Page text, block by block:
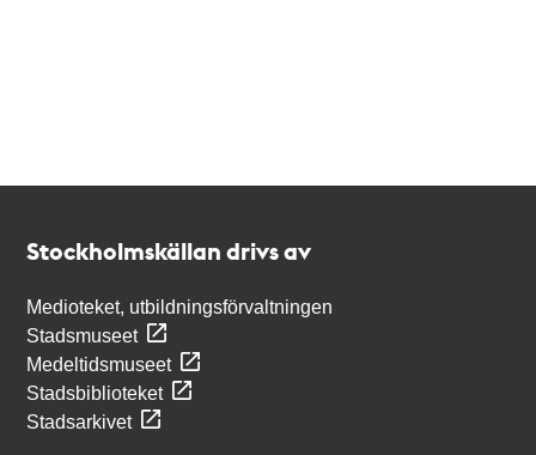
Stockholmskällan drivs av
Medioteket, utbildningsförvaltningen
Stadsmuseet
Medeltidsmuseet
Stadsbiblioteket
Stadsarkivet